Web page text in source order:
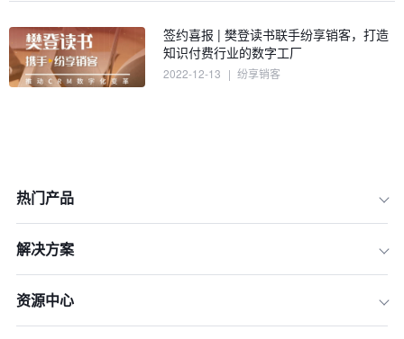
签约喜报 | 樊登读书联手纷享销客，打造
知识付费行业的数字工厂
2022-12-13 | 纷享销客
热门产品
解决方案
资源中心